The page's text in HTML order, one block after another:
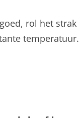
rol het